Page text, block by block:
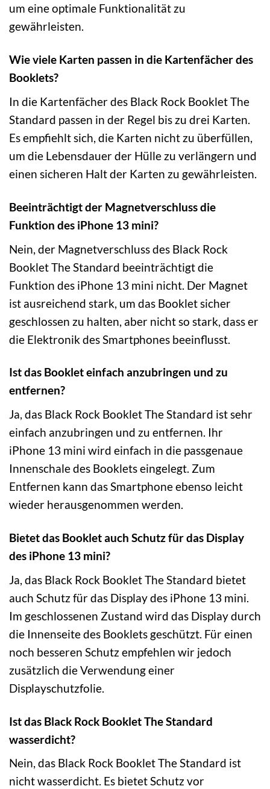
um eine optimale Funktionalität zu
gewährleisten.
Wie viele Karten passen in die Kartenfächer des
Booklets?
In die Kartenfächer des Black Rock Booklet The
Standard passen in der Regel bis zu drei Karten.
Es empfiehlt sich, die Karten nicht zu überfüllen,
um die Lebensdauer der Hülle zu verlängern und
einen sicheren Halt der Karten zu gewährleisten.
Beeinträchtigt der Magnetverschluss die
Funktion des iPhone 13 mini?
Nein, der Magnetverschluss des Black Rock
Booklet The Standard beeinträchtigt die
Funktion des iPhone 13 mini nicht. Der Magnet
ist ausreichend stark, um das Booklet sicher
geschlossen zu halten, aber nicht so stark, dass er
die Elektronik des Smartphones beeinflusst.
Ist das Booklet einfach anzubringen und zu
entfernen?
Ja, das Black Rock Booklet The Standard ist sehr
einfach anzubringen und zu entfernen. Ihr
iPhone 13 mini wird einfach in die passgenaue
Innenschale des Booklets eingelegt. Zum
Entfernen kann das Smartphone ebenso leicht
wieder herausgenommen werden.
Bietet das Booklet auch Schutz für das Display
des iPhone 13 mini?
Ja, das Black Rock Booklet The Standard bietet
auch Schutz für das Display des iPhone 13 mini.
Im geschlossenen Zustand wird das Display durch
die Innenseite des Booklets geschützt. Für einen
noch besseren Schutz empfehlen wir jedoch
zusätzlich die Verwendung einer
Displayschutzfolie.
Ist das Black Rock Booklet The Standard
wasserdicht?
Nein, das Black Rock Booklet The Standard ist
nicht wasserdicht. Es bietet Schutz vor